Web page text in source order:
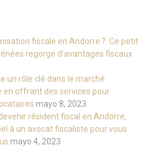
fiscale en Andorre ?. Ce petit
regorge d’avantages fiscaux
un rôle clé dans le marché
en offrant des services pour
mayo 8, 2023
résident fiscal en Andorre,
à un avocat fiscaliste pour vous
mayo 4, 2023